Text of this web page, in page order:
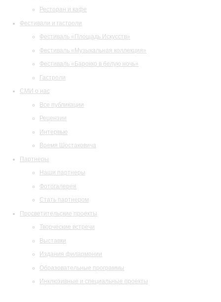
Ресторан и кафе
Фестивали и гастроли
Фестиваль «Площадь Искусств»
Фестиваль «Музыкальная коллекция»
Фестиваль «Барокко в белую ночь»
Гастроли
СМИ о нас
Все публикации
Рецензии
Интервью
Время Шостаковича
Партнеры
Наши партнеры
Фотогалерея
Стать партнером
Просветительские проекты
Творческие встречи
Выставки
Издания филармонии
Образовательные программы
Инклюзивные и специальные проекты